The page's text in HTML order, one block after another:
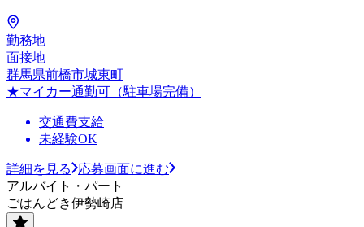
勤務地
面接地
群馬県前橋市城東町
★マイカー通勤可（駐車場完備）
交通費支給
未経験OK
詳細を見る
応募画面に進む
アルバイト・パート
ごはんどき伊勢崎店